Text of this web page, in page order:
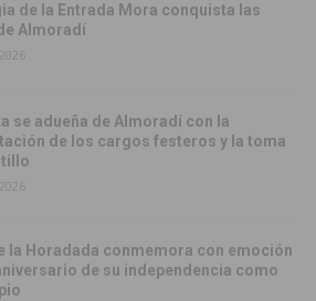
de la Entrada Mora conquista las
Almoradí
se adueña de Almoradí con la
de los cargos festeros y la toma
la Horadada conmemora con emoción
de su independencia como